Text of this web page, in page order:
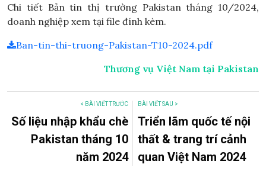
Chi tiết Bản tin thị trường Pakistan tháng 10/2024,
doanh nghiệp xem tại file đính kèm.
Ban-tin-thi-truong-Pakistan-T10-2024.pdf
Thương vụ Việt Nam tại Pakistan
< BÀI VIẾT TRƯỚC
Số liệu nhập khẩu chè
Pakistan tháng 10
năm 2024
BÀI VIẾT SAU >
Triển lãm quốc tế nội
thất & trang trí cảnh
quan Việt Nam 2024